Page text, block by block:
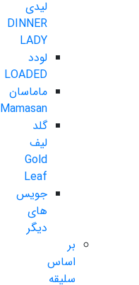
لیدی
DINNER
LADY
لودد
LOADED
ماماسان
Mamasan
گلد
لیف
Gold
Leaf
جویس
های
دیگر
بر
اساس
سلیقه